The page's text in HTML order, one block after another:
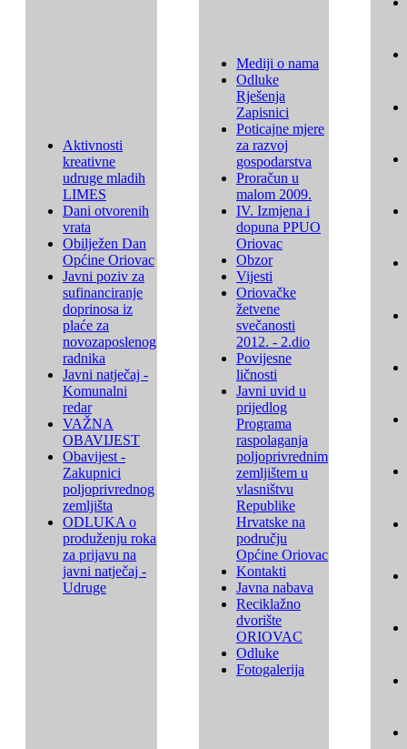
Aktivnosti
kreativne
udruge mladih
LIMES
Dani otvorenih
vrata
Obilježen Dan
Općine Oriovac
Javni poziv za
sufinanciranje
doprinosa iz
plaće za
novozaposlenog
radnika
Javni natječaj -
Komunalni
redar
VAŽNA
OBAVIJEST
Obavijest -
Zakupnici
poljoprivrednog
zemljišta
ODLUKA o
produženju roka
za prijavu na
javni natječaj -
Udruge
Mediji o nama
Odluke
Rješenja
Zapisnici
Poticajne mjere
za razvoj
gospodarstva
Proračun u
malom 2009.
IV. Izmjena i
dopuna PPUO
Oriovac
Obzor
Vijesti
Oriovačke
žetvene
svečanosti
2012. - 2.dio
Povijesne
ličnosti
Javni uvid u
prijedlog
Programa
raspolaganja
poljoprivrednim
zemljištem u
vlasništvu
Republike
Hrvatske na
području
Općine Oriovac
Kontakti
Javna nabava
Reciklažno
dvorište
ORIOVAC
Odluke
Fotogalerija